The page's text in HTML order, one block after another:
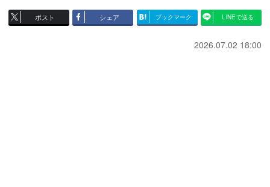
ポスト シェア ブックマーク LINEで送る
2026.07.02 18:00